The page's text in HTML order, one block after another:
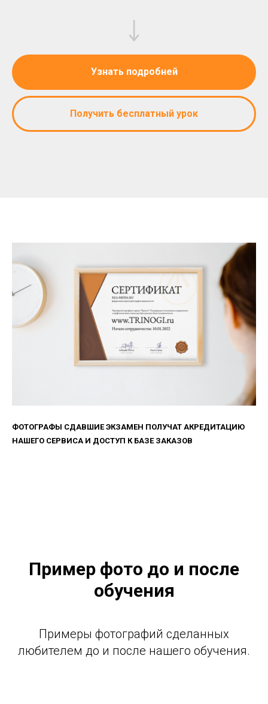
Узнать подробней
Получить бесплатный урок
ФОТОГРАФЫ СДАВШИЕ ЭКЗАМЕН ПОЛУЧАТ АКРЕДИТАЦИЮ
НАШЕГО СЕРВИСА И ДОСТУП К БАЗЕ ЗАКАЗОВ
Пример фото до и после
обучения
Примеры фотографий сделанных
любителем до и после нашего обучения.